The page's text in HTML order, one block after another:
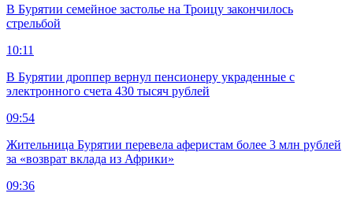
В Бурятии семейное застолье на Троицу закончилось
стрельбой
10:11
В Бурятии дроппер вернул пенсионеру украденные с
электронного счета 430 тысяч рублей
09:54
Жительница Бурятии перевела аферистам более 3 млн рублей
за «возврат вклада из Африки»
09:36